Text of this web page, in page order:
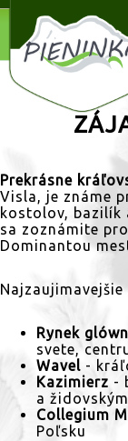
Prekrásne
Visla, je známe
kostolov, bazilík
sa zoznámite
Dominantou
Najzaujimavejšie
Rynek
svete,
Wavel -
Kazimierz -
a
Collegium
Poľsku